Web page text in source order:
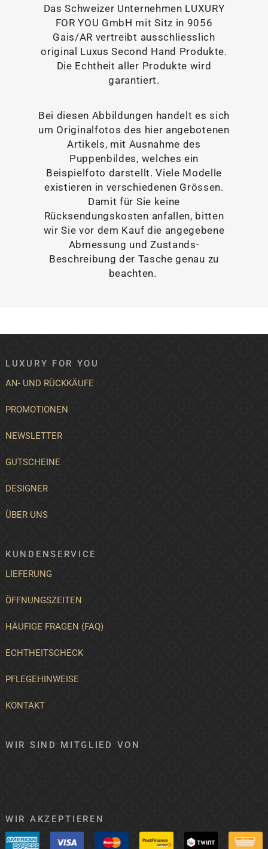
Das Schweizer Unternehmen LUXURY
FOR YOU GmbH mit Sitz in 9056
Gais/AR vertreibt ausschliesslich
original Luxus Second Hand Produkte.
Die Echtheit aller Produkte wird
garantiert.
Bei diesen Abbildungen handelt es sich
um Originalfotos des hier angebotenen
Artikels, mit Ausnahme des
Puppenbildes, welches ein
Beispielfoto darstellt. Viele Modelle
existieren in verschiedenen Grössen.
Damit für Sie keine
Rücksendungskosten anfallen, bitten
wir Sie vor dem Kauf die angegebene
Abmessung und Zustands-
Beschreibung der Tasche genau zu
beachten.
LUXURY FOR YOU
AN- UND RÜCKKÄUFE
PROMOTIONEN
NEWSLETTER
GUTSCHEINE
DESIGNER
ÜBER UNS
KUNDENSERVICE
LIEFERUNG
ÖFFNUNGSZEITEN
HÄUFIGE FRAGEN (FAQ)
ECHTHEITSCHECK
PFLEGEHINWEISE
KONTAKT
WIR SIND MITGLIED VON
WIR AKZEPTIEREN